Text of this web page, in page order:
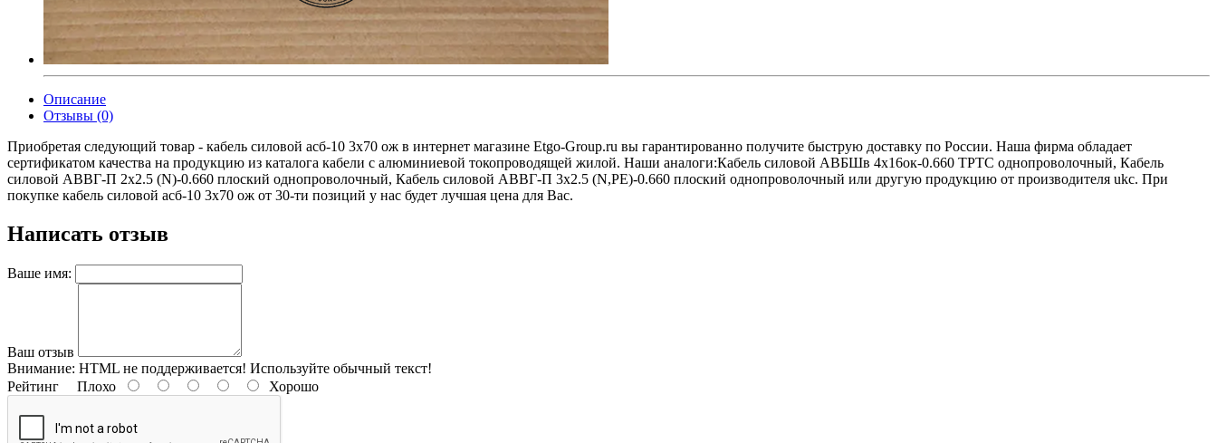
Описание
Отзывы (0)
Приобретая следующий товар - кабель силовой асб-10 3х70 ож в интернет магазине Etgo-Group.ru вы гарантированно получите быструю доставку по России. Наша фирма обладает
сертификатом качества на продукцию из каталога кабели с алюминиевой токопроводящей жилой. Наши аналоги:Кабель силовой АВБШв 4х16ок-0.660 ТРТС однопроволочный, Кабель
силовой АВВГ-П 2х2.5 (N)-0.660 плоский однопроволочный, Кабель силовой АВВГ-П 3х2.5 (N,РЕ)-0.660 плоский однопроволочный или другую продукцию от производителя ukc. При
покупке кабель силовой асб-10 3х70 ож от 30-ти позиций у нас будет лучшая цена для Вас.
Написать отзыв
Ваше имя:
Ваш отзыв
Внимание: HTML не поддерживается! Используйте обычный текст!
Рейтинг Плохо Хорошо